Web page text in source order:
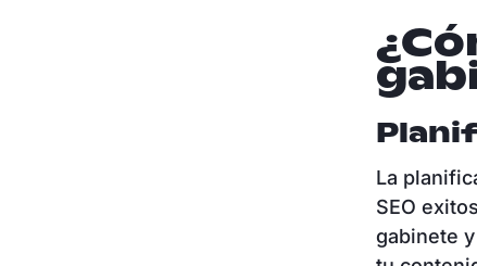
La
SEO
gabinete